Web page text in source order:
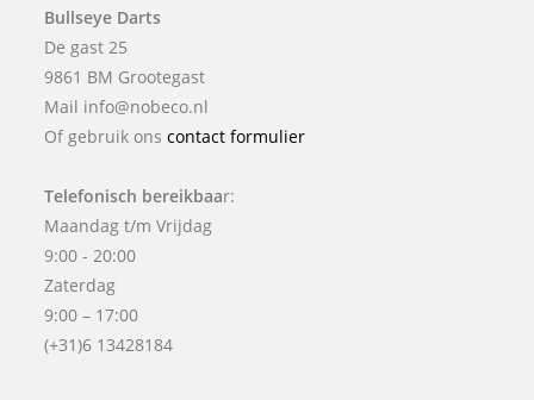
Bullseye Darts
De gast 25
9861 BM Grootegast
Mail info@nobeco.nl
Of gebruik onscontact formulier
Telefonisch bereikbaar:
Maandag t/m Vrijdag
9:00 - 20:00
Zaterdag
9:00 – 17:00
(+31)6 13428184